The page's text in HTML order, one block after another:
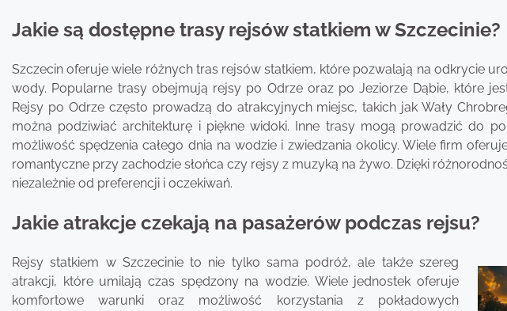
Jakie są dostępne trasy rejsów statkiem w Szczecinie?
Szczecin oferuje wiele różnych tras rejsów statkiem, które pozwalają na odkrycie
wody. Popularne trasy obejmują rejsy po Odrze oraz po Jeziorze Dąbie, które
Rejsy po Odrze często prowadzą do atrakcyjnych miejsc, takich jak Wały
można podziwiać architekturę i piękne widoki. Inne trasy mogą prowadzić do
możliwość spędzenia całego dnia na wodzie i zwiedzania okolicy. Wiele firm
romantyczne przy zachodzie słońca czy rejsy z muzyką na żywo. Dzięki
niezależnie od preferencji i oczekiwań.
Jakie atrakcje czekają na pasażerów podczas rejsu?
Rejsy statkiem w Szczecinie to nie tylko sama podróż, ale także szereg
atrakcji, które umilają czas spędzony na wodzie. Wiele jednostek oferuje
komfortowe warunki oraz możliwość korzystania z pokładowych